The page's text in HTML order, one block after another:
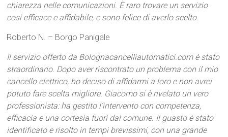
chiarezza nelle comunicazioni. È raro trovare un servizio
così efficace e affidabile, e sono felice di averlo scelto.
Roberto N. – Borgo Panigale
Il servizio offerto da Bolognacancelliautomatici.com è stato
straordinario. Dopo aver riscontrato un problema con il mio
cancello elettrico, ho deciso di affidarmi a loro e non avrei
potuto fare scelta migliore. Giacomo si è rivelato un vero
professionista: ha gestito l’intervento con competenza,
efficacia e una cortesia fuori dal comune. Il guasto è stato
identificato e risolto in tempi brevissimi, con una grande